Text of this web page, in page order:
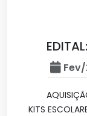
KITS